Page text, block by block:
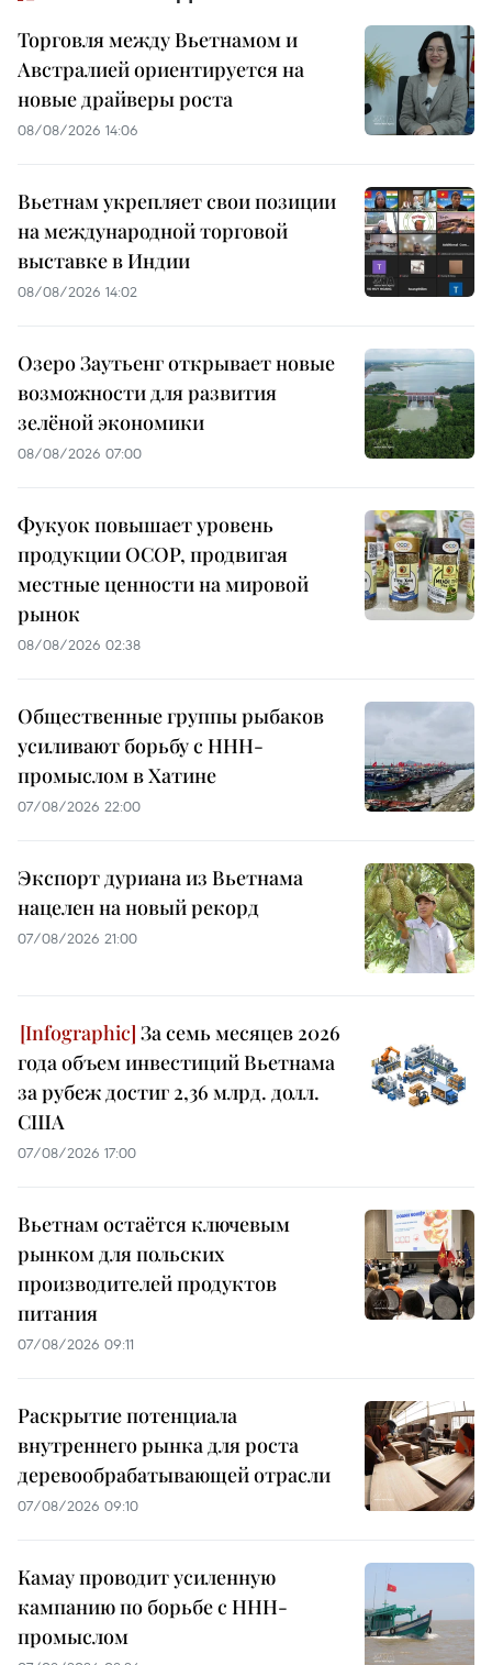
Торговля между Вьетнамом и
Австралией ориентируется на
новые драйверы роста
08/08/2026 14:06
Вьетнам укрепляет свои позиции
на международной торговой
выставке в Индии
08/08/2026 14:02
Озеро Заутьенг открывает новые
возможности для развития
зелёной экономики
08/08/2026 07:00
Фукуок повышает уровень
продукции OCOP, продвигая
местные ценности на мировой
рынок
08/08/2026 02:38
Общественные группы рыбаков
усиливают борьбу с ННН-
промыслом в Хатине
07/08/2026 22:00
Экспорт дуриана из Вьетнама
нацелен на новый рекорд
07/08/2026 21:00
За семь месяцев 2026
года объем инвестиций Вьетнама
за рубеж достиг 2,36 млрд. долл.
США
07/08/2026 17:00
Вьетнам остаётся ключевым
рынком для польских
производителей продуктов
питания
07/08/2026 09:11
Раскрытие потенциала
внутреннего рынка для роста
деревообрабатывающей отрасли
07/08/2026 09:10
Камау проводит усиленную
кампанию по борьбе с ННН-
промыслом